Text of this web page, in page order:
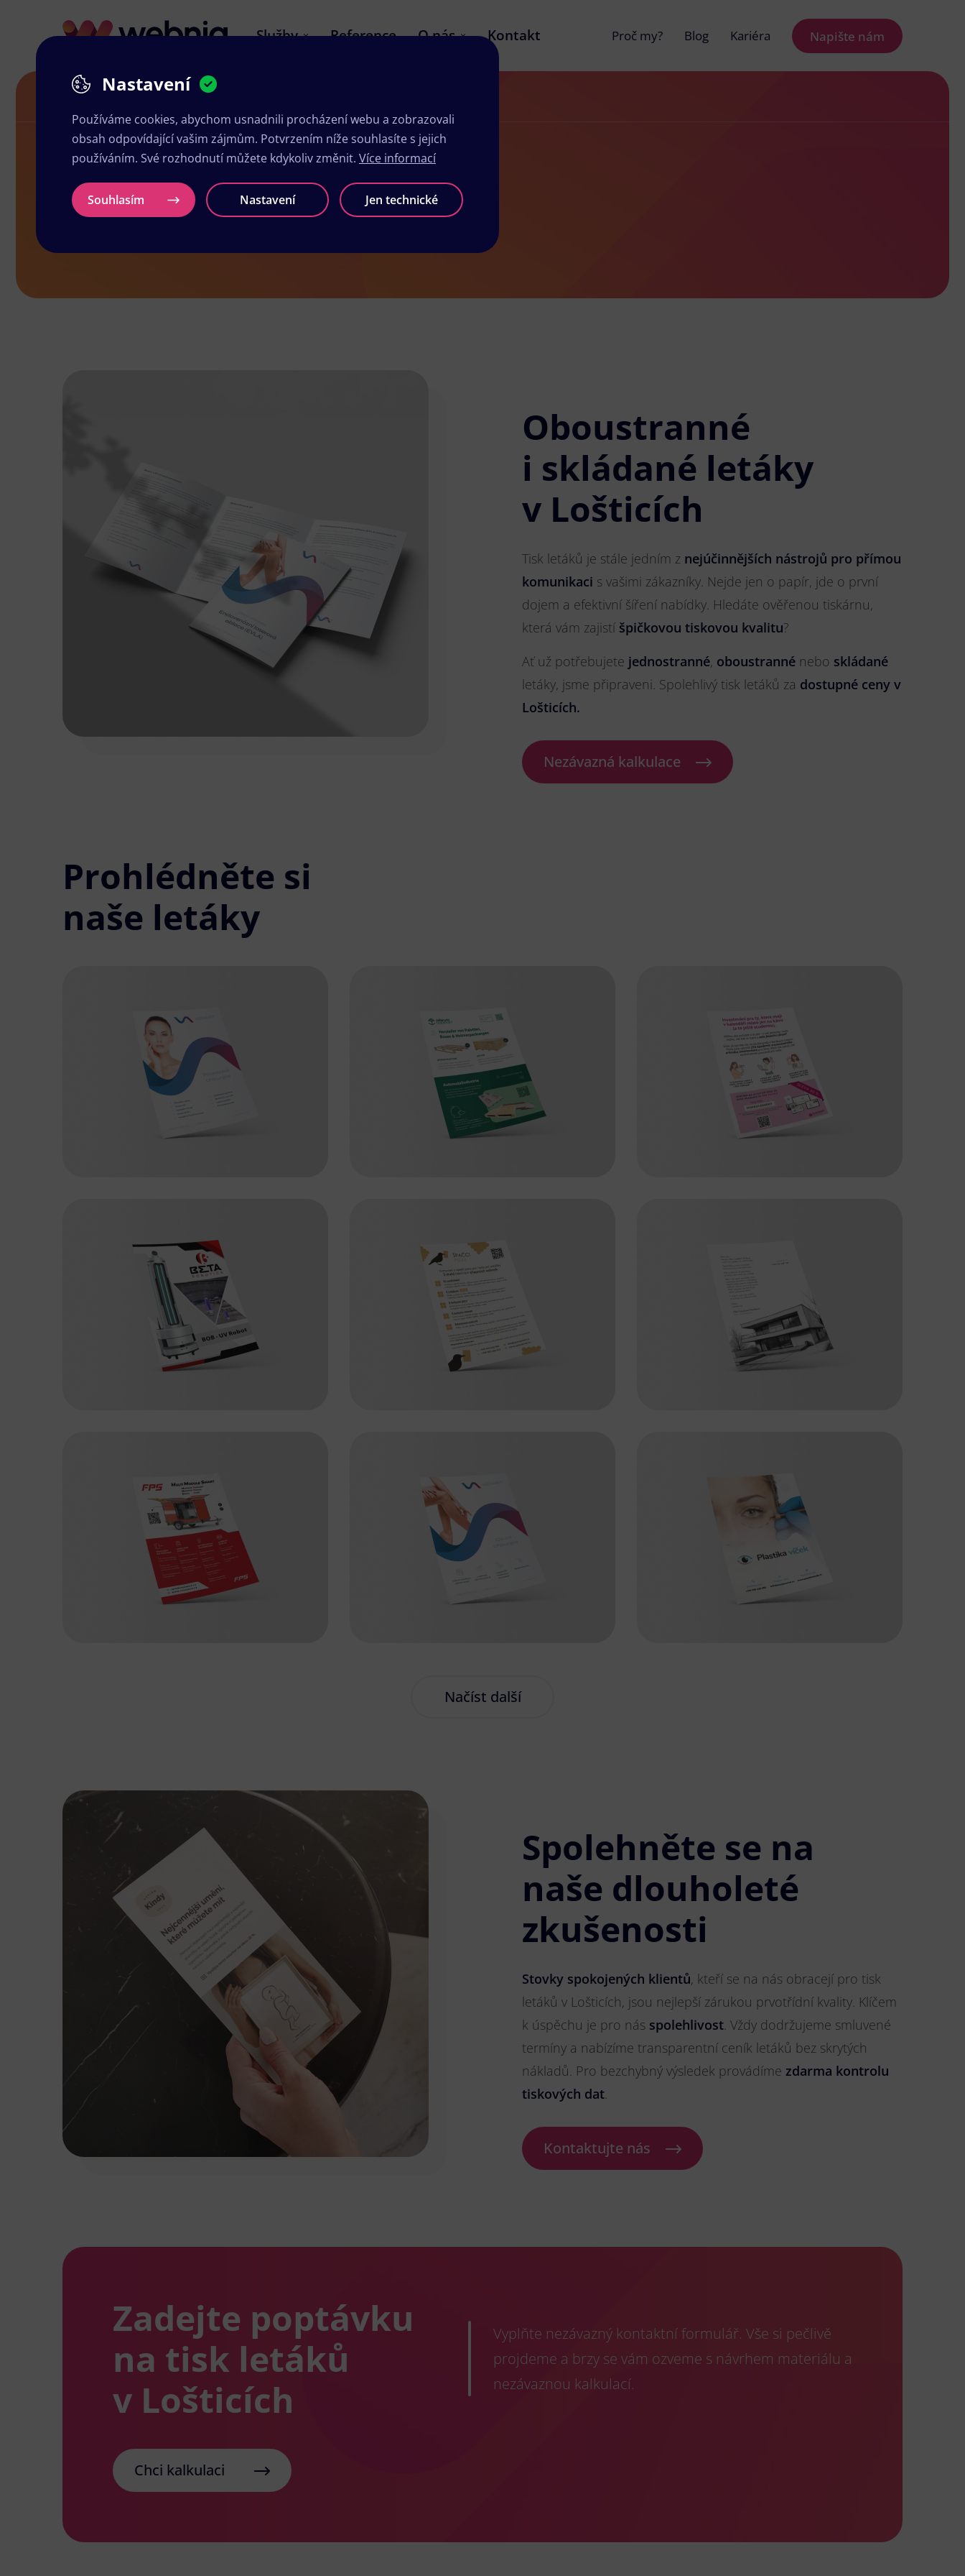
Služby Reference O nás Kontakt Proč my? Blog Kariéra Napište nám
Letáky v Lošticích
Oboustranné
i skládané letáky
v Lošticích
Tisk letáků je stále jedním z nejúčinnějších nástrojů pro přímou
komunikaci s vašimi zákazníky. Nejde jen o papír, jde o první
dojem a efektivní šíření nabídky. Hledáte ověřenou tiskárnu,
která vám zajistí špičkovou tiskovou kvalitu?
Ať už potřebujete jednostranné, oboustranné nebo skládané
letáky, jsme připraveni. Spolehlivý tisk letáků za dostupné ceny v
Lošticích.
Nezávazná kalkulace
Prohlédněte si
naše letáky
Načíst další
Spolehněte se na
naše dlouholeté
zkušenosti
Stovky spokojených klientů, kteří se na nás obracejí pro tisk
letáků v Lošticích, jsou nejlepší zárukou prvotřídní kvality. Klíčem
k úspěchu je pro nás spolehlivost. Vždy dodržujeme smluvené
termíny a nabízíme transparentní ceník letáků bez skrytých
nákladů. Pro bezchybný výsledek provádíme zdarma kontrolu
tiskových dat.
Kontaktujte nás
Zadejte poptávku
na tisk letáků
v Lošticích
Vyplňte nezávazný kontaktní formulář. Vše si pečlivě
projdeme a brzy se vám ozveme s návrhem materiálu a
nezávaznou kalkulací.
Chci kalkulaci
Nastavení
Používáme cookies, abychom usnadnili procházení webu a zobrazovali
obsah odpovídající vašim zájmům. Potvrzením níže souhlasíte s jejich
používáním. Své rozhodnutí můžete kdykoliv změnit. Více informací
Souhlasím Nastavení Jen technické